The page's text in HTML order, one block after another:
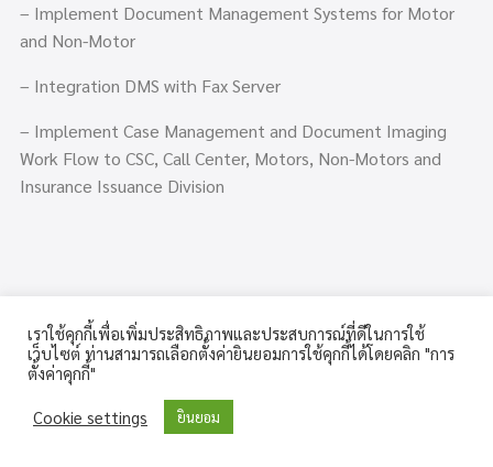
– Implement Document Management Systems for Motor
and Non-Motor
– Integration DMS with Fax Server
– Implement Case Management and Document Imaging
Work Flow to CSC, Call Center, Motors, Non-Motors and
Insurance Issuance Division
Million Page
เราใช้คุกกี้เพื่อเพิ่มประสิทธิภาพและประสบการณ์ที่ดีในการใช้
เว็บไซต์ ท่านสามารถเลือกตั้งค่ายินยอมการใช้คุกกี้ได้โดยคลิก "การ
ตั้งค่าคุกกี้"
Cookie settings ยินยอม